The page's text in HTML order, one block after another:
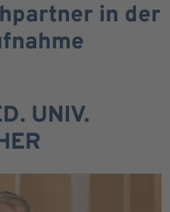
in der
UNIV.